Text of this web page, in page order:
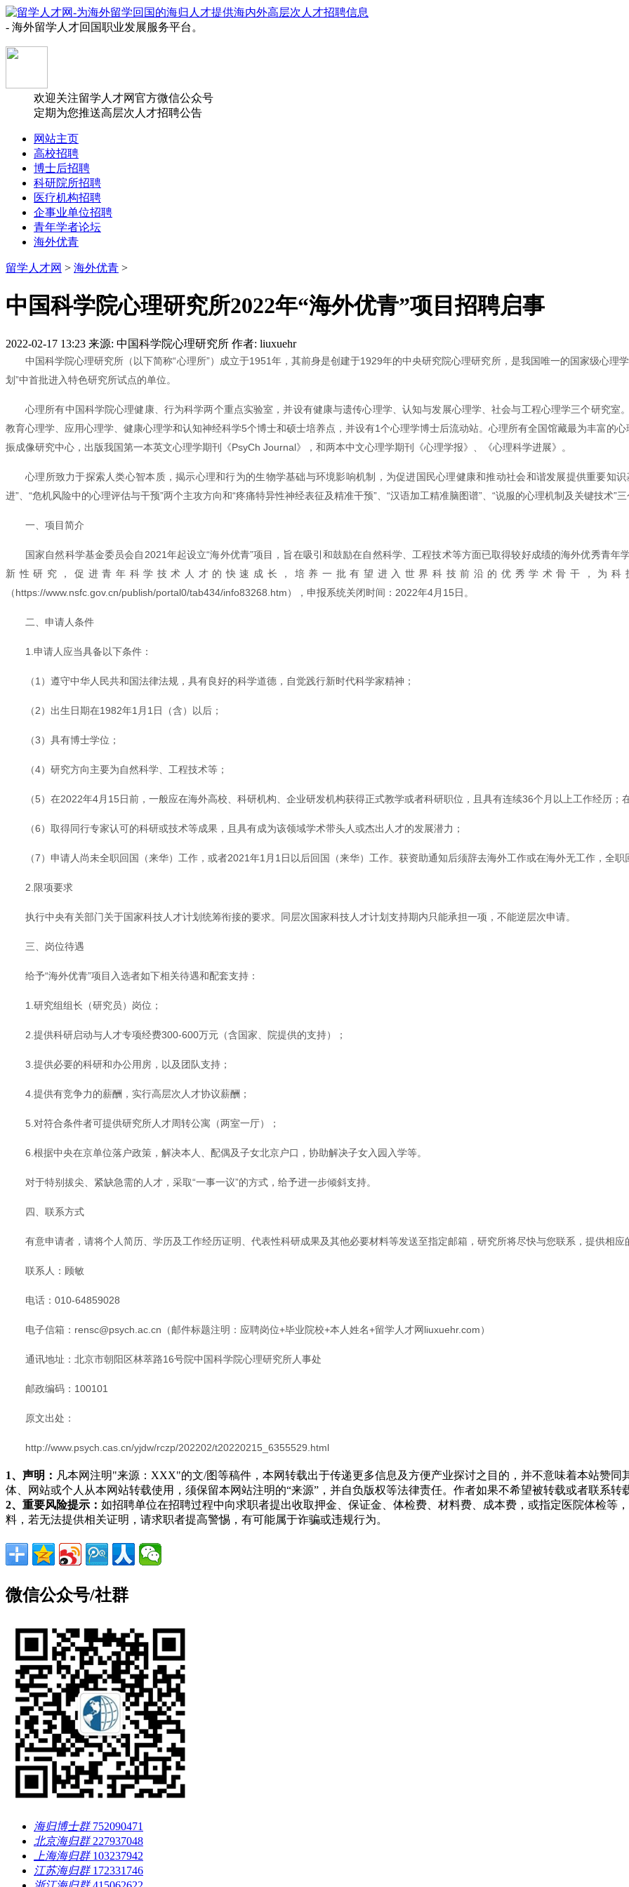
- 海外留学人才回国职业发展服务平台。
欢迎关注留学人才网官方微信公众号
定期为您推送高层次人才招聘公告
网站主页
高校招聘
博士后招聘
科研院所招聘
医疗机构招聘
企事业单位招聘
青年学者论坛
海外优青
留学人才网 > 海外优青 >
中国科学院心理研究所2022年“海外优青”项目招聘启事
2022-02-17 13:23 来源: 中国科学院心理研究所 作者: liuxuehr
中国科学院心理研究所（以下简称“心理所”）成立于1951年，其前身是创建于1929年的中央研究院心理研究所，是我国唯一的国家级心理
划”中首批进入特色研究所试点的单位。
心理所有中国科学院心理健康、行为科学两个重点实验室，并设有健康与遗传心理学、认知与发展心理学、社会与工程心理学三个研究
教育心理学、应用心理学、健康心理学和认知神经科学5个博士和硕士培养点，并设有1个心理学博士后流动站。心理所有全国馆藏最为丰富的
振成像研究中心，出版我国第一本英文心理学期刊《PsyCh Journal》，和两本中文心理学期刊《心理学报》、《心理科学进展》。
心理所致力于探索人类心智本质，揭示心理和行为的生物学基础与环境影响机制，为促进国民心理健康和推动社会和谐发展提供重要知
进”、“危机风险中的心理评估与干预”两个主攻方向和“疼痛特异性神经表征及精准干预”、“汉语加工精准脑图谱”、“说服的心理机制及关键技术”
一、项目简介
国家自然科学基金委员会自2021年起设立“海外优青”项目，旨在吸引和鼓励在自然科学、工程技术等方面已取得较好成绩的海外优秀青
新性研究，促进青年科学技术人才的快速成长，培养一批有望进入世界科技前沿的优秀学术骨干，为
（https://www.nsfc.gov.cn/publish/portal0/tab434/info83268.htm），申报系统关闭时间：2022年4月15日。
二、申请人条件
1.申请人应当具备以下条件：
（1）遵守中华人民共和国法律法规，具有良好的科学道德，自觉践行新时代科学家精神；
（2）出生日期在1982年1月1日（含）以后；
（3）具有博士学位；
（4）研究方向主要为自然科学、工程技术等；
（5）在2022年4月15日前，一般应在海外高校、科研机构、企业研发机构获得正式教学或者科研职位，且具有连续36个月以上工作经历
（6）取得同行专家认可的科研或技术等成果，且具有成为该领域学术带头人或杰出人才的发展潜力；
（7）申请人尚未全职回国（来华）工作，或者2021年1月1日以后回国（来华）工作。获资助通知后须辞去海外工作或在海外无工作，全职
2.限项要求
执行中央有关部门关于国家科技人才计划统筹衔接的要求。同层次国家科技人才计划支持期内只能承担一项，不能逆层次申请。
三、岗位待遇
给予“海外优青”项目入选者如下相关待遇和配套支持：
1.研究组组长（研究员）岗位；
2.提供科研启动与人才专项经费300-600万元（含国家、院提供的支持）；
3.提供必要的科研和办公用房，以及团队支持；
4.提供有竞争力的薪酬，实行高层次人才协议薪酬；
5.对符合条件者可提供研究所人才周转公寓（两室一厅）；
6.根据中央在京单位落户政策，解决本人、配偶及子女北京户口，协助解决子女入园入学等。
对于特别拔尖、紧缺急需的人才，采取“一事一议”的方式，给予进一步倾斜支持。
四、联系方式
有意申请者，请将个人简历、学历及工作经历证明、代表性科研成果及其他必要材料等发送至指定邮箱，研究所将尽快与您联系，提供相应
联系人：顾敏
电话：010-64859028
电子信箱：rensc@psych.ac.cn（邮件标题注明：应聘岗位+毕业院校+本人姓名+留学人才网liuxuehr.com）
通讯地址：北京市朝阳区林萃路16号院中国科学院心理研究所人事处
邮政编码：100101
原文出处：
http://www.psych.cas.cn/yjdw/rczp/202202/t20220215_6355529.html
1、声明： 凡本网注明"来源：XXX"的文/图等稿件，本网转载出于传递更多信息及方便产业探讨之目的，并不意味着本站赞
体、网站或个人从本网站转载使用，须保留本网站注明的“来源”，并自负版权等法律责任。作者如果不希望被转载或者联系转
2、重要风险提示： 如招聘单位在招聘过程中向求职者提出收取押金、保证金、体检费、材料费、成本费，或指定医院体检等
料，若无法提供相关证明，请求职者提高警惕，有可能属于诈骗或违规行为。
微信公众号/社群
海归博士群 752090471
北京海归群 227937048
上海海归群 103237942
江苏海归群 172331746